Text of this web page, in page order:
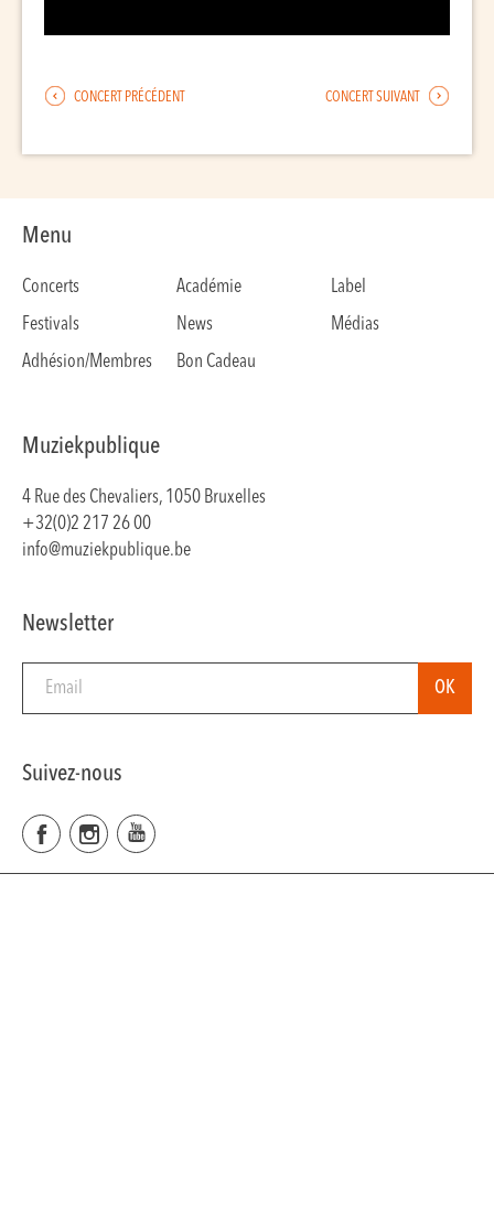
CONCERT PRÉCÉDENT CONCERT SUIVANT
Menu
Concerts Académie
Label
Festivals
News
Médias
Adhésion/Membres
Bon Cadeau
Muziekpublique
4 Rue des Chevaliers, 1050 Bruxelles
+32(0)2 217 26 00
info@muziekpublique.be
Newsletter
Suivez-nous